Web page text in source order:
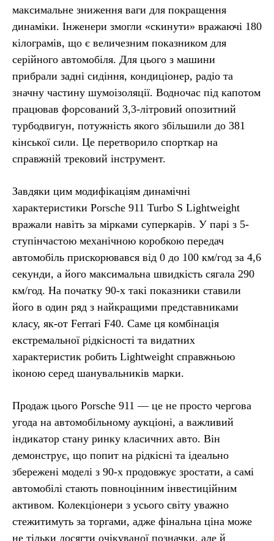
максимальне зниження ваги для покращення
динаміки. Інженери змогли «скинути» вражаючі 180
кілограмів, що є величезним показником для
серійного автомобіля. Для цього з машини
прибрали задні сидіння, кондиціонер, радіо та
значну частину шумоізоляції. Водночас під капотом
працював форсований 3,3-літровий опозитний
турбодвигун, потужність якого збільшили до 381
кінської сили. Це перетворило спорткар на
справжній трековий інструмент.
Завдяки цим модифікаціям динамічні
характеристики Porsche 911 Turbo S Lightweight
вражали навіть за мірками суперкарів. У парі з 5-
ступінчастою механічною коробкою передач
автомобіль прискорювався від 0 до 100 км/год за 4,6
секунди, а його максимальна швидкість сягала 290
км/год. На початку 90-х такі показники ставили
його в один ряд з найкращими представниками
класу, як-от Ferrari F40. Саме ця комбінація
екстремальної рідкісності та видатних
характеристик робить Lightweight справжньою
іконою серед шанувальників марки.
Продаж цього Porsche 911 — це не просто чергова
угода на автомобільному аукціоні, а важливий
індикатор стану ринку класичних авто. Він
демонструє, що попит на рідкісні та ідеально
збережені моделі з 90-х продовжує зростати, а самі
автомобілі стають повноцінним інвестиційним
активом. Колекціонери з усього світу уважно
стежитимуть за торгами, адже фінальна ціна може
не тільки досягти очікуваної позначки, але й